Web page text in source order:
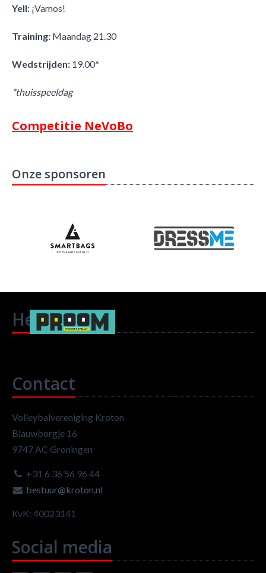
Yell: ¡Vamos!
Training: ​Maandag 21.30
Wedstrijden: 19.00*
*thuisspeeldag
Competitie NeVoBo
Onze sponsoren
Headlines
Contact
Volleybalvereniging Kroton
Blauwborgje 16
9747 AC Groningen
+31 6 36 56 96 44
bestuur@kroton.nl
KvK: 40023141
Social media